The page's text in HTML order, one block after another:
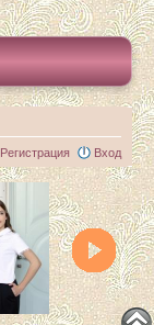
Регистрация Вход